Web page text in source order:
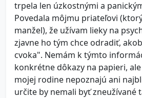
trpela len úzkostnými a
Povedala môjmu priateľovi
manžel), že užívam lieky na
zjavne ho tým chce odradiť,
cvoka". Nemám k týmto
konkrétne dôkazy na papieri,
mojej rodine nepoznajú ani
určite by nemali byť zneužívané